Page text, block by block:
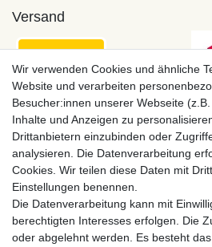
Versand
Wir verwenden Cookies und ähnliche
Website und verarbeiten
Besucher:innen unserer Webseite
Inhalte und Anzeigen zu
Drittanbietern einzubinden oder
analysieren. Die Datenverarbeitung
Cookies. Wir teilen diese Daten mit
Einstellungen benennen.
Die Datenverarbeitung kann mit
berechtigten Interesses erfolgen. Die
oder abgelehnt werden. Es besteht